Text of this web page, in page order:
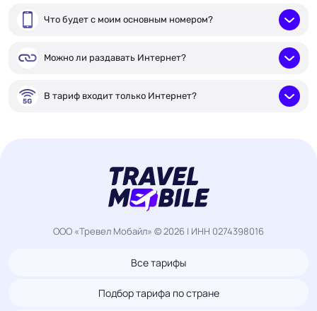
Что будет с моим основным номером?
Можно ли раздавать Интернет?
В тариф входит только Интернет?
ООО «Тревел Мобайл» © 2026 | ИНН 0274398016
Все тарифы
Подбор тарифа по стране